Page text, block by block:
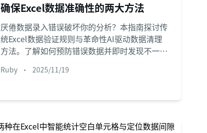
确保Excel数据准确性的两大方法
厌倦数据录入错误破坏你的分析？本指南探讨传
统Excel数据验证规则与革命性AI驱动数据清理
方法。了解如何预防错误数据并即时发现不一
Ruby • 2025/11/19